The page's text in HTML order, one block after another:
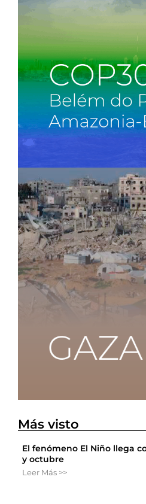
Más visto
El fenómeno El Niño llega
y octubre
Leer Más >>